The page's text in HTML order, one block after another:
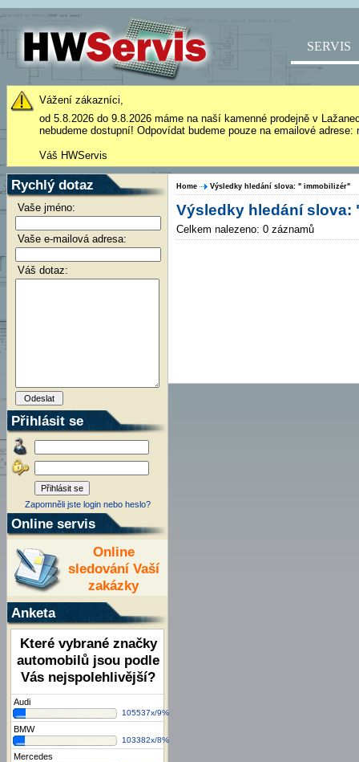
SERVIS
Vážení zákazníci,
od 5.8.2026 do 9.8.2026 máme na naší kamenné prodejně v
nebudeme dostupní! Odpovídat budeme pouze na emailové
Váš HWServis
Rychlý dotaz
Vaše jméno:
Vaše e-mailová adresa:
Váš dotaz:
Přihlásit se
Zapomněli jste login nebo heslo?
Online servis
Online
sledování Vaší
zakázky
Anketa
Které vybrané značky
automobilů jsou podle
Vás nejspolehlivější?
Audi
105537x/9%
BMW
103382x/8%
Mercedes
Home Výsledky hledání slova: " immobilizér"
Výsledky hledání slova:
Celkem nalezeno: 0 záznamů